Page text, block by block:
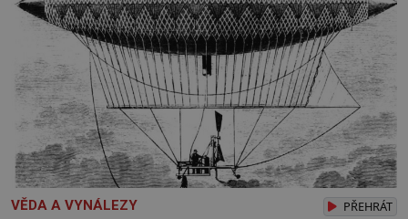
VĚDA A VYNÁLEZY PŘEHRÁT